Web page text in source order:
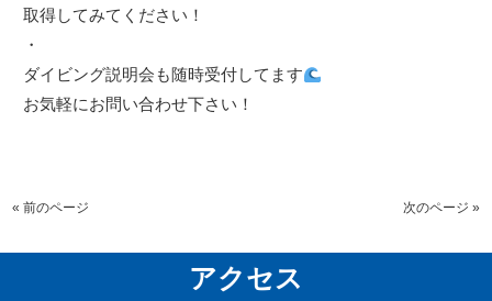
取得してみてください！
・
ダイビング説明会も随時受付してます
お気軽にお問い合わせ下さい！
« 前のページ 次のページ »
アクセス